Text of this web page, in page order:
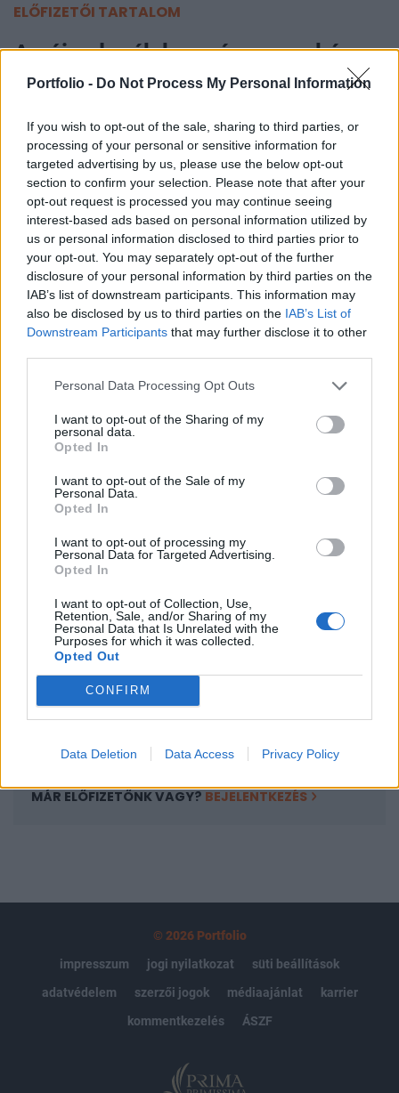
Portfolio - Do Not Process My Personal Information
If you wish to opt-out of the sale, sharing to third parties, or
processing of your personal or sensitive information for
targeted advertising by us, please use the below opt-out
section to confirm your selection. Please note that after your
opt-out request is processed you may continue seeing
interest-based ads based on personal information utilized by
us or personal information disclosed to third parties prior to
your opt-out. You may separately opt-out of the further
disclosure of your personal information by third parties on the
IAB’s list of downstream participants. This information may
also be disclosed by us to third parties on the IAB’s List of
Downstream Participants that may further disclose it to other
Personal Data Processing Opt Outs
I want to opt-out of the Sharing of my
personal data.
Opted In
I want to opt-out of the Sale of my
Personal Data.
Opted In
I want to opt-out of processing my
Personal Data for Targeted Advertising.
Opted In
I want to opt-out of Collection, Use,
Retention, Sale, and/or Sharing of my
Personal Data that Is Unrelated with the
Purposes for which it was collected.
Opted Out
CONFIRM
Data Deletion Data Access Privacy Policy
ELŐFIZETŐI TARTALOM
Az új szlovák kormány nem kér
Demján kaszinójából
Portfolio
2010. július 16. 12:21
A Hospodarské noviny című szlovák lap szerint
Ivan Miklo¹ pénzügyminiszter határozottan
elutasította a TriGranit által tervezett és az előző
kormány által támogatott kaszinó építését - írja a
Bumm.sk.
A szlovákiai magyar hírportál idézi a pénzügyminisztert, aki
az adókedvezmény odaítélésére". A szlovák
törvénymódosítást tervez, amely lehetővé tenné az
adókedvezmény visszavonását, ami miatt drágább lenne...
KEDVES OLVASÓNK!
A keresett cikk a portfolio.hu hírarchívumához
tartozik, melynek olvasása előfizetéses
Az előfizetés a következőket tartalmazza:
Portfolio.hu teljes cikkarchívum
Kötéslisták: BÉT elmúlt 2 év napon belüli
kötéslistái
MÁR ELŐFIZETŐNK VAGY? BEJELENTKEZÉS
© 2026 Portfolio
impresszum
jogi nyilatkozat
süti beállítások
adatvédelem
szerzői jogok médiaajánlat
karrier
kommentkezelés
ÁSZF